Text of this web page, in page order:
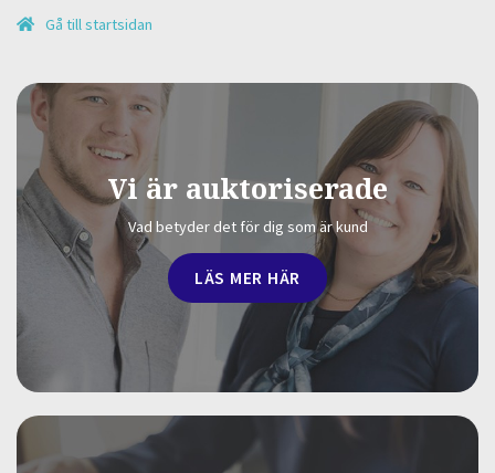
Gå till startsidan
Vi är auktoriserade
Vad betyder det för dig som är kund
LÄS MER HÄR